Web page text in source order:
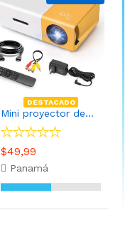
DESTACADO
Mini proyector de películas portátil con control remoto
$49,99
Panamá